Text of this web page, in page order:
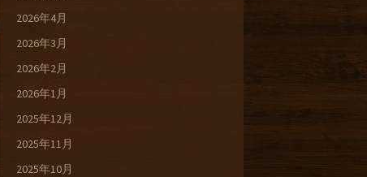
2026年4月
2026年3月
2026年2月
2026年1月
2025年12月
2025年11月
2025年10月